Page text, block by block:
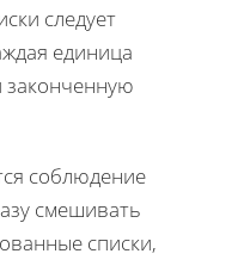
следует
единица
законченную
соблюдение
смешивать
списки,